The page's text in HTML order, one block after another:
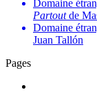
Domaine
Partoutde
Domaine
Juan Tallón
Pages